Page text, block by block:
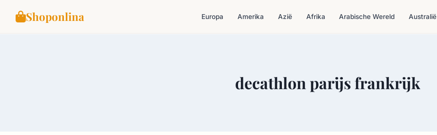
Shoponlina Europa Amerika Azië Afrika Arabische Wereld Australië
decathlon parijs frankrijk